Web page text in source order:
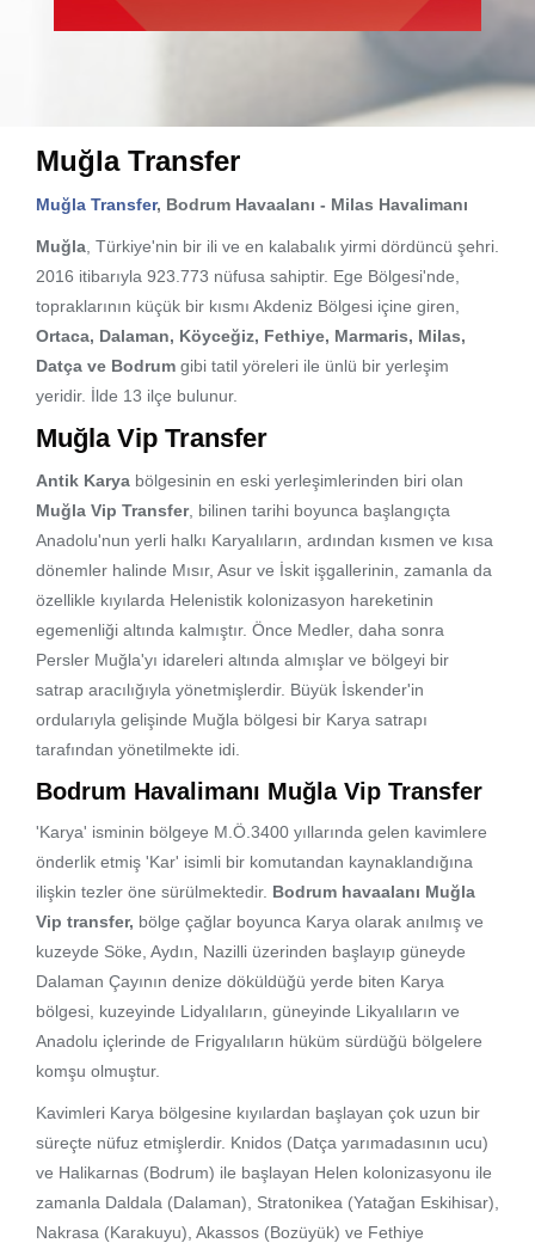
Muğla Transfer
Muğla Transfer, Bodrum Havaalanı - Milas Havalimanı
Muğla , Türkiye'nin bir ili ve en kalabalık yirmi dördüncü şehri.
2016 itibarıyla 923.773 nüfusa sahiptir. Ege Bölgesi'nde,
topraklarının küçük bir kısmı Akdeniz Bölgesi içine giren,
Ortaca, Dalaman, Köyceğiz, Fethiye, Marmaris, Milas,
Datça ve Bodrum gibi tatil yöreleri ile ünlü bir yerleşim
yeridir. İlde 13 ilçe bulunur.
Muğla Vip Transfer
Antik Karya bölgesinin en eski yerleşimlerinden biri olan
Muğla Vip Transfer, bilinen tarihi boyunca başlangıçta
Anadolu'nun yerli halkı Karyalıların, ardından kısmen ve kısa
dönemler halinde Mısır, Asur ve İskit işgallerinin, zamanla da
özellikle kıyılarda Helenistik kolonizasyon hareketinin
egemenliği altında kalmıştır. Önce Medler, daha sonra
Persler Muğla'yı idareleri altında almışlar ve bölgeyi bir
satrap aracılığıyla yönetmişlerdir. Büyük İskender'in
ordularıyla gelişinde Muğla bölgesi bir Karya satrapı
tarafından yönetilmekte idi.
Bodrum Havalimanı Muğla Vip Transfer
'Karya' isminin bölgeye M.Ö.3400 yıllarında gelen kavimlere
önderlik etmiş 'Kar' isimli bir komutandan kaynaklandığına
ilişkin tezler öne sürülmektedir. Bodrum havaalanı Muğla
Vip transfer, bölge çağlar boyunca Karya olarak anılmış ve
kuzeyde Söke, Aydın, Nazilli üzerinden başlayıp güneyde
Dalaman Çayının denize döküldüğü yerde biten Karya
bölgesi, kuzeyinde Lidyalıların, güneyinde Likyalıların ve
Anadolu içlerinde de Frigyalıların hüküm sürdüğü bölgelere
komşu olmuştur.
Kavimleri Karya bölgesine kıyılardan başlayan çok uzun bir
süreçte nüfuz etmişlerdir. Knidos (Datça yarımadasının ucu)
ve Halikarnas (Bodrum) ile başlayan Helen kolonizasyonu ile
zamanla Daldala (Dalaman), Stratonikea (Yatağan Eskihisar),
Nakrasa (Karakuyu), Akassos (Bozüyük) ve Fethiye